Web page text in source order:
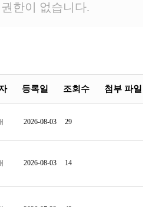
한이 없습니다.
등록일 조회수 첨부 파일
2026-08-03 29
2026-08-03 14